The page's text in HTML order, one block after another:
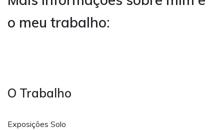
o meu trabalho:
O Trabalho
Exposições Solo